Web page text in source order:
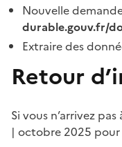
Nouvelle
durable.gouv.fr/
Extraire des
Retour
Si vous n’arrivez
| octobre 2025